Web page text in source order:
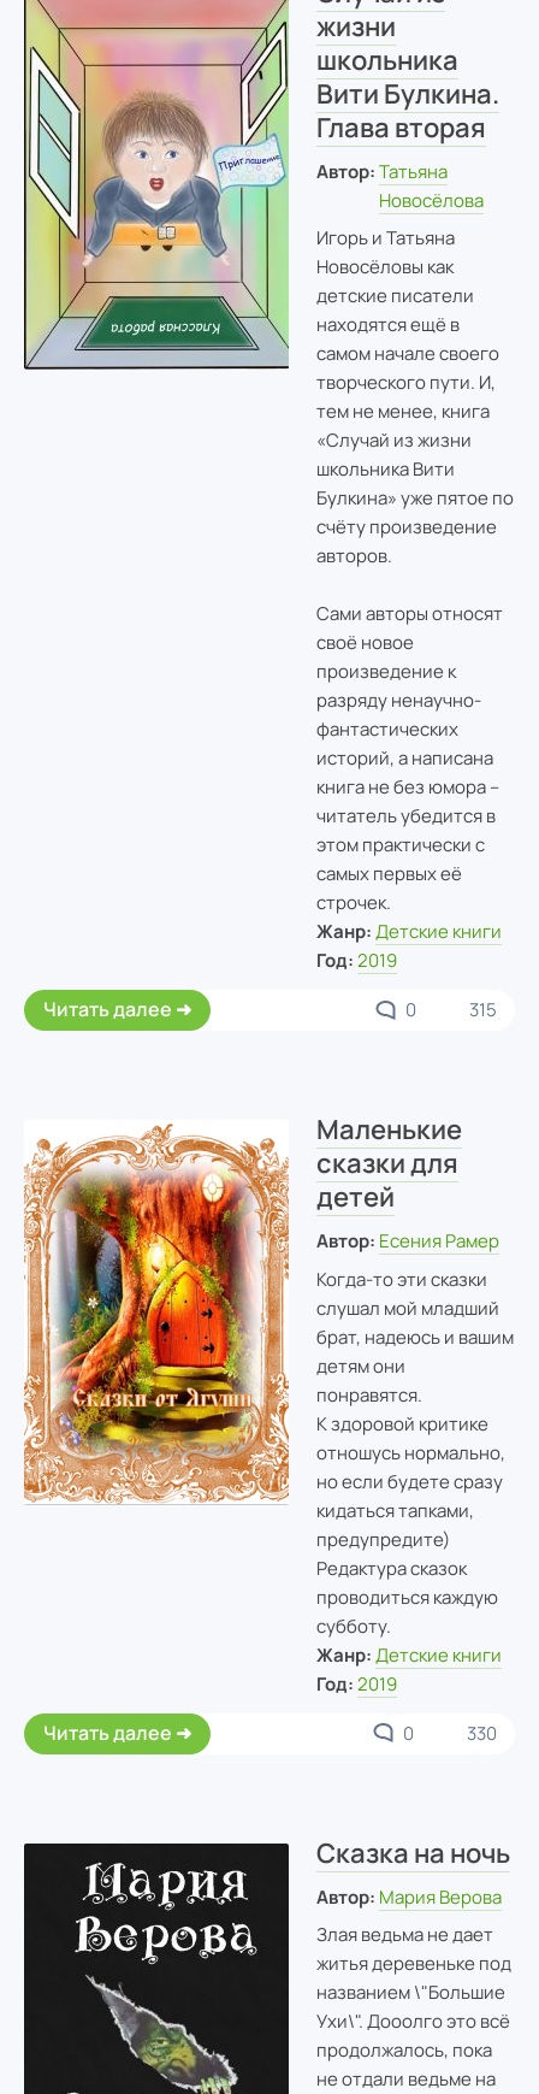
жизни
школьника
Вити Булкина.
Глава вторая
Автор: Татьяна
Новосёлова
Игорь и Татьяна
Новосёловы как
детские писатели
находятся ещё в
самом начале своего
творческого пути. И,
тем не менее, книга
«Случай из жизни
школьника Вити
Булкина» уже пятое по
счёту произведение
авторов.
Сами авторы относят
своё новое
произведение к
разряду ненаучно-
фантастических
историй, а написана
книга не без юмора –
читатель убедится в
этом практически с
самых первых её
строчек.
Жанр: Детские книги
Год: 2019
Читать далее 0 315
Маленькие
сказки для
детей
Автор: Есения Рамер
Когда-то эти сказки
слушал мой младший
брат, надеюсь и вашим
детям они
понравятся.
К здоровой критике
отношусь нормально,
но если будете сразу
кидаться тапками,
предупредите)
Редактура сказок
проводиться каждую
субботу.
Жанр: Детские книги
Год: 2019
Читать далее 0 330
Сказка на ночь
Автор: Мария Верова
Злая ведьма не дает
житья деревеньке под
названием \"Большие
Ухи\". Дооолго это всё
продолжалось, пока
не отдали ведьме на